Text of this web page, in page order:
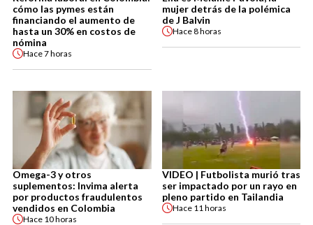
cómo las pymes están
financiando el aumento de
hasta un 30% en costos de
nómina
Hace7 horas
mujer detrás de la polémica
de J Balvin
Hace8 horas
Omega-3 y otros
suplementos: Invima alerta
por productos fraudulentos
vendidos en Colombia
Hace 10 horas
VIDEO | Futbolista murió tras
ser impactado por un rayo en
pleno partido en Tailandia
Hace 11 horas